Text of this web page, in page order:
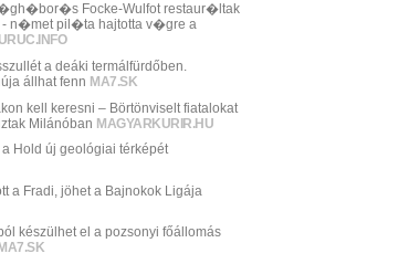
Focke-Wulfot restaur�ltak
n�met pil�ta hajtotta v�gre a
a deáki termálfürdőben.
állhat fenn MA7.SK
kell keresni – Börtönviselt fiatalokat
Milánóban MAGYARKURIR.HU
a Hold új geológiai térképét
a Fradi, jöhet a Bajnokok Ligája
készülhet el a pozsonyi főállomás
MA7.SK